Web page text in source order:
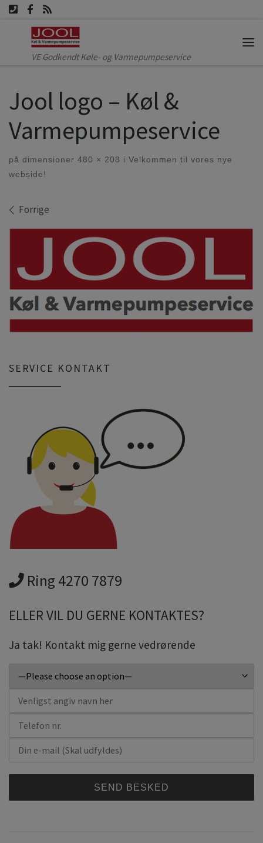
Fortsæt til indhold
VE Godkendt Køle- og Varmepumpeservice
Jool logo – Køl &
Varmepumpeservice
på dimensioner 480 × 208 i Velkommen til vores nye
webside!
Billede navigation
Forrige
SERVICE KONTAKT
Ring 4270 7879
ELLER VIL DU GERNE KONTAKTES?
Ja tak! Kontakt mig gerne vedrørende